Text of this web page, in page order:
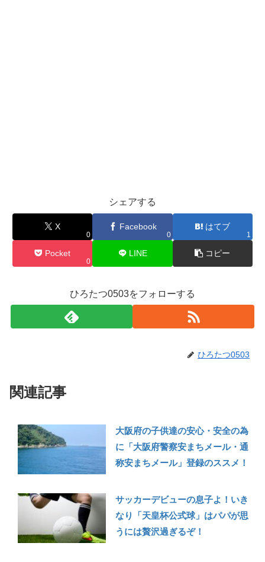
シェアする
X
0
Facebook
0
はてブ
1
Pocket
0
LINE コピー
ひろたつ0503をフォローする
ひろたつ0503
関連記事
大阪府の子供達の安心・安全の為
に「大阪府警察安まちメール・通
称安まちメール」登録のススメ！
サッカーデビューの息子よ！いき
なり「天皇杯公式球」はパパが思
うには贅沢過ぎるぞ！